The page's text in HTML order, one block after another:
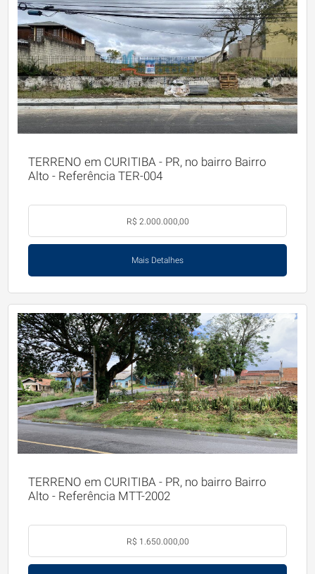
TERRENO em CURITIBA - PR, no bairro Bairro
Alto - Referência TER-004
R$ 2.000.000,00
Mais Detalhes
TERRENO em CURITIBA - PR, no bairro Bairro
Alto - Referência MTT-2002
R$ 1.650.000,00